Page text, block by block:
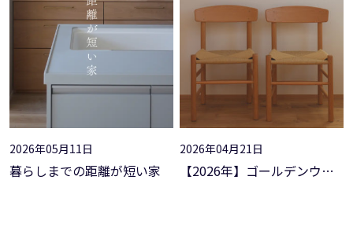
"ID" on null inon line
: Undefined variable
$acf_post_object in
: Attempt to read property
"ID" on null in
2026年05月11日
暮らしまでの距離が短い家
"ID" on null inon line
: Undefined variable
$acf_post_object inon line
: Attempt to read property
"ID" on null inon line
2026年04月21日
【2026年】ゴールデンウィーク休暇のご案内